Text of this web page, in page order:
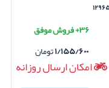
۳۶+ فروش موفق
۱/۱۵۵/۶۰۰تومان
امکان ارسال روزانه